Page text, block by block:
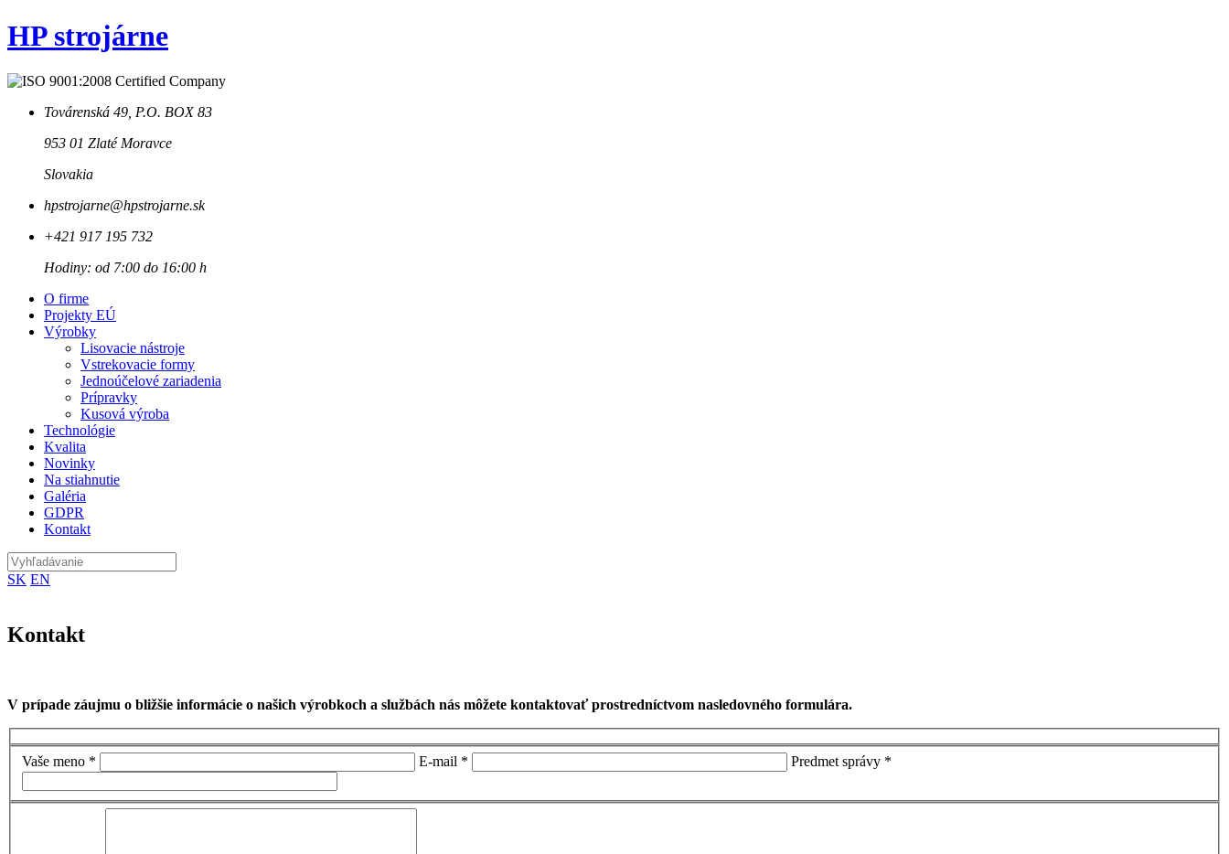
HP strojárne
Továrenská 49, P.O. BOX 83
953 01 Zlaté Moravce
Slovakia
hpstrojarne@hpstrojarne.sk
+421 917 195 732
Hodiny: od 7:00 do 16:00 h
O firme
Projekty EÚ
Výrobky
Lisovacie nástroje
Vstrekovacie formy
Jednoúčelové zariadenia
Prípravky
Kusová výroba
Technológie
Kvalita
Novinky
Na stiahnutie
Galéria
GDPR
Kontakt
Vyhľadávanie
SK EN
Kontakt
V prípade záujmu o bližšie informácie o našich výrobkoch a službách nás môžete kontaktovať prostredníctvom nasledovného formulára.
Vaše meno * E-mail * Predmet správy *